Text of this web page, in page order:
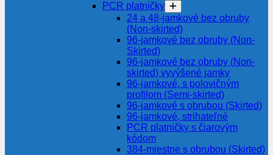
PCR platničky
24 a 48-jamkové bez obruby
(Non-skirted)
96-jamkové bez obruby (Non-
Skirted)
96-jamkové bez obruby (Non-
skirted) vyvýšené jamky
96-jamkové, s polovičným
profilom (Semi-skirted)
96-jamkové s obrubou (Skirted)
96-jamkové, strihateľné
PCR platničky s čiarovým
kódom
384-miestne s obrubou (Skirted)